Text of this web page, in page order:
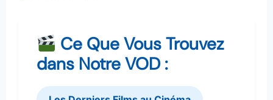
Ce Que Vous Trouvez
dans Notre VOD :